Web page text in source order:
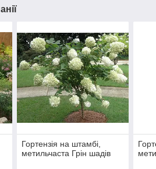
Гортензія на штамбі,
метильчаста Грін шадів